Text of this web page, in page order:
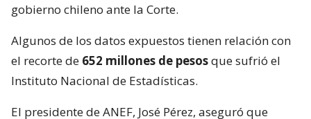
gobierno chileno ante la Corte.
Algunos de los datos expuestos tienen relación con
el recorte de 652 millones de pesosque sufrió el
Instituto Nacional de Estadísticas.
El presidente de ANEF, José Pérez, aseguró que